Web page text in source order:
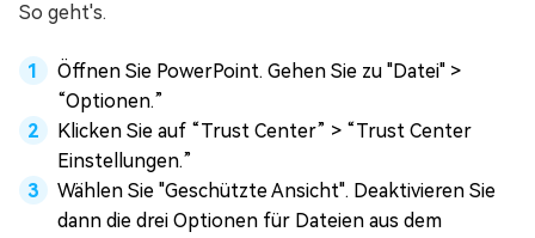
So geht's.
Öffnen Sie PowerPoint. Gehen Sie zu "Datei" >
“Optionen.”
Klicken Sie auf “Trust Center” > “Trust Center
Einstellungen.”
Wählen Sie "Geschützte Ansicht". Deaktivieren Sie
dann die drei Optionen für Dateien aus dem